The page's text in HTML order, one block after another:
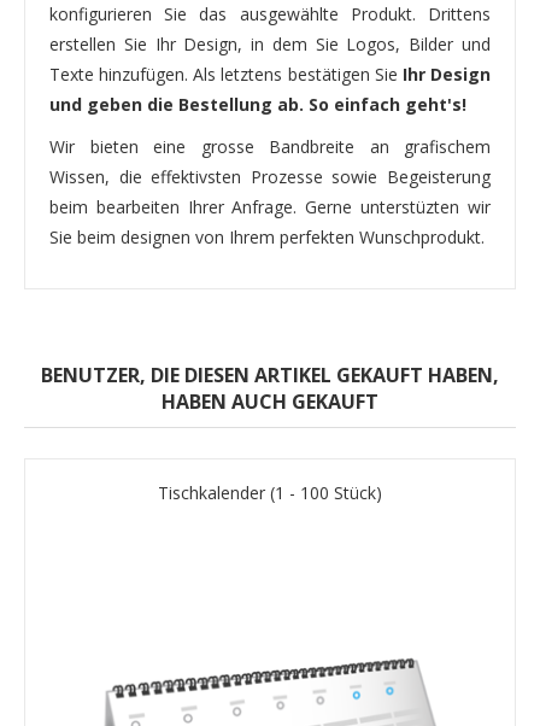
konfigurieren Sie das ausgewählte Produkt. Drittens
erstellen Sie Ihr Design, in dem Sie Logos, Bilder und
Texte hinzufügen. Als letztens bestätigen Sie Ihr Design
und geben die Bestellung ab. So einfach geht's!
Wir bieten eine grosse Bandbreite an grafischem
Wissen, die effektivsten Prozesse sowie Begeisterung
beim bearbeiten Ihrer Anfrage. Gerne unterstüzten wir
Sie beim designen von Ihrem perfekten Wunschprodukt.
BENUTZER, DIE DIESEN ARTIKEL GEKAUFT HABEN,
HABEN AUCH GEKAUFT
Tischkalender (1 - 100 Stück)